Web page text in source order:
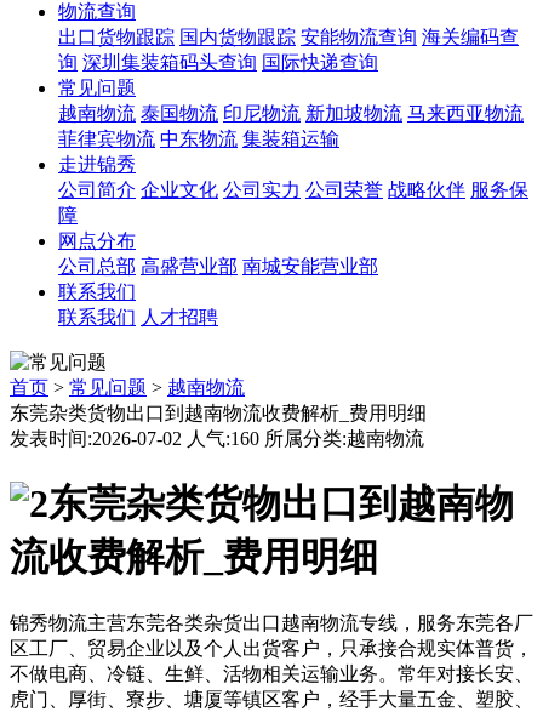
物流查询
出口货物跟踪 国内货物跟踪 安能物流查询 海关编码查
询 深圳集装箱码头查询 国际快递查询
常见问题
越南物流 泰国物流 印尼物流 新加坡物流 马来西亚物流
菲律宾物流 中东物流 集装箱运输
走进锦秀
公司简介 企业文化 公司实力 公司荣誉 战略伙伴 服务保
障
网点分布
公司总部 高盛营业部 南城安能营业部
联系我们
联系我们 人才招聘
首页 > 常见问题 > 越南物流
东莞杂类货物出口到越南物流收费解析_费用明细
发表时间:2026-07-02 人气:160 所属分类:越南物流
东莞杂类货物出口到越南物
流收费解析_费用明细
锦秀物流主营东莞各类杂货出口越南物流专线，服务东莞各厂
区工厂、贸易企业以及个人出货客户，只承接合规实体普货，
不做电商、冷链、生鲜、活物相关运输业务。常年对接长安、
虎门、厚街、寮步、塘厦等镇区客户，经手大量五金、塑胶、